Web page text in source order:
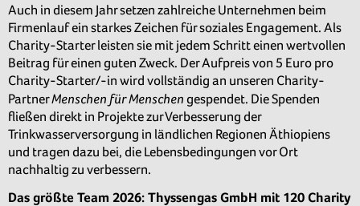
Auch in diesem Jahr setzen zahlreiche Unternehmen beim
Firmenlauf ein starkes Zeichen für soziales Engagement. Als
Charity-Starter leisten sie mit jedem Schritt einen wertvollen
Beitrag für einen guten Zweck. Der Aufpreis von 5 Euro pro
Charity-Starter/-in wird vollständig an unseren Charity-
PartnerMenschen für Menschen gespendet. Die Spenden
fließen direkt in Projekte zur Verbesserung der
Trinkwasserversorgung in ländlichen Regionen Äthiopiens
und tragen dazu bei, die Lebensbedingungen vor Ort
nachhaltig zu verbessern.
Das größte Team 2026: Thyssengas GmbH mit 120 Charity